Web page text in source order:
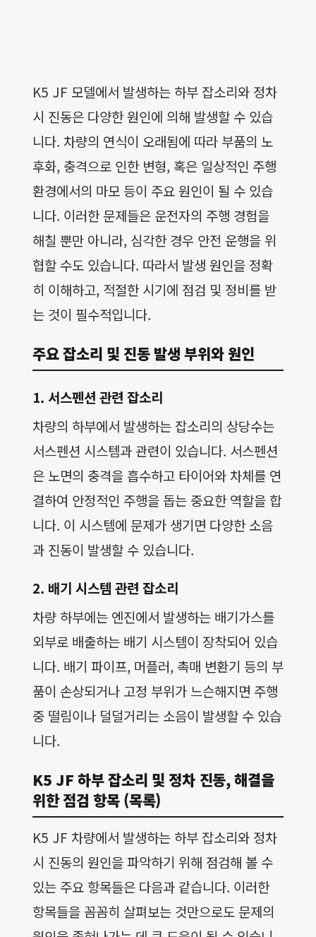
K5 JF 모델에서 발생하는 하부 잡소리와 정차
시 진동은 다양한 원인에 의해 발생할 수 있습
니다. 차량의 연식이 오래됨에 따라 부품의 노
후화, 충격으로 인한 변형, 혹은 일상적인 주행
환경에서의 마모 등이 주요 원인이 될 수 있습
니다. 이러한 문제들은 운전자의 주행 경험을
해칠 뿐만 아니라, 심각한 경우 안전 운행을 위
협할 수도 있습니다. 따라서 발생 원인을 정확
히 이해하고, 적절한 시기에 점검 및 정비를 받
는 것이 필수적입니다.
주요 잡소리 및 진동 발생 부위와 원인
1. 서스펜션 관련 잡소리
차량의 하부에서 발생하는 잡소리의 상당수는
서스펜션 시스템과 관련이 있습니다. 서스펜션
은 노면의 충격을 흡수하고 타이어와 차체를 연
결하여 안정적인 주행을 돕는 중요한 역할을 합
니다. 이 시스템에 문제가 생기면 다양한 소음
과 진동이 발생할 수 있습니다.
2. 배기 시스템 관련 잡소리
차량 하부에는 엔진에서 발생하는 배기가스를
외부로 배출하는 배기 시스템이 장착되어 있습
니다. 배기 파이프, 머플러, 촉매 변환기 등의 부
품이 손상되거나 고정 부위가 느슨해지면 주행
중 떨림이나 덜덜거리는 소음이 발생할 수 있습
니다.
K5 JF 하부 잡소리 및 정차 진동, 해결을
위한 점검 항목 (목록)
K5 JF 차량에서 발생하는 하부 잡소리와 정차
시 진동의 원인을 파악하기 위해 점검해 볼 수
있는 주요 항목들은 다음과 같습니다. 이러한
항목들을 꼼꼼히 살펴보는 것만으로도 문제의